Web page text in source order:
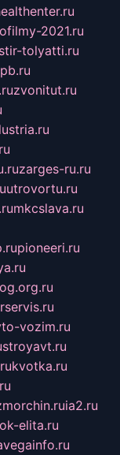
2021.ru
tolyatti.ru
zvonitut.ru
zarges-ru.ru
utrovortu.ru
mkcslava.ru
pioneeri.ru
vozim.ru
stroyavt.ru
kvotka.ru
ia2.ru
elita.ru